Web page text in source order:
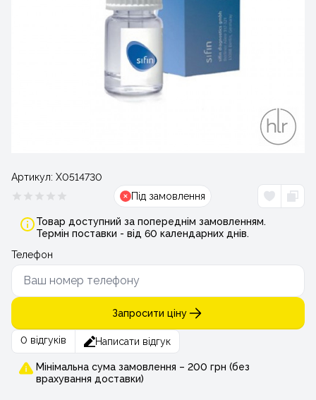
Артикул: Х0514730
Під замовлення
Товар доступний за попереднім замовленням.
Термін поставки - від 60 календарних днів.
Телефон
Запросити ціну
0 відгуків Написати відгук
Мінімальна сума замовлення – 200 грн (без
врахування доставки)